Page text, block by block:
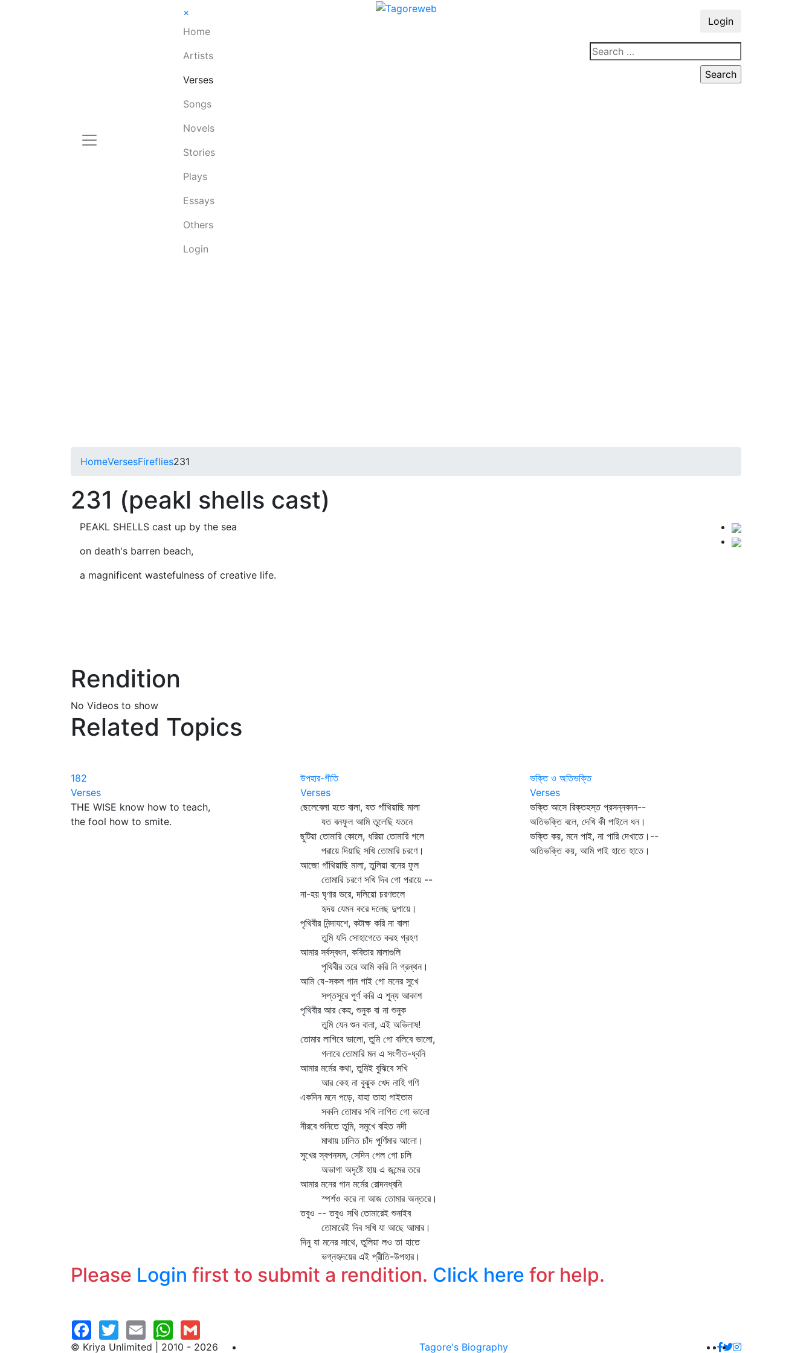
×
Home
Artists
Verses
Songs
Novels
Stories
Plays
Essays
Others
Login
Login
HomeVersesFireflies231
231 (peakl shells cast)
PEAKL SHELLS cast up by the sea
on death's barren beach,
a magnificent wastefulness of creative life.
Rendition
No Videos to show
Related Topics
182
Verses
THE WISE know how to teach,
the fool how to smite.
উপহার-গীতি
Verses
ছেলেবেলা হতে বালা, যত গাঁথিয়াছি মালা
যত বনফুল আমি তুলেছি যতনে
ছুটিয়া তোমারি কোলে, ধরিয়া তোমারি গলে
পরায়ে দিয়াছি সখি তোমারি চরণে।
আজো গাঁথিয়াছি মালা, তুলিয়া বনের ফুল
তোমারি চরণে সখি দিব গো পরায়ে --
না-হয় ঘৃণার ভরে, দলিয়ো চরণতলে
হৃদয় যেমন করে দলেছ দুপায়ে।
পৃথিবীর নিন্দাযশে, কটাক্ষ করি না বালা
তুমি যদি সোহাগেতে করহ গ্রহণ
আমার সর্বস্বধন, কবিতার মালাগুলি
পৃথিবীর তরে আমি করি নি গ্রন্থন।
আমি যে-সকল গান গাই গো মনের সুখে
সপ্তসুরে পূর্ণ করি এ শূন্য আকাশ
পৃথিবীর আর কেহ, শুনুক বা না শুনুক
তুমি যেন শুন বালা, এই অভিলাষ!
তোমার লাগিবে ভালো, তুমি গো বলিবে ভালো,
গলাবে তোমারি মন এ সংগীত-ধ্বনি
আমার মর্মের কথা, তুমিই বুঝিবে সখি
আর কেহ না বুঝুক খেদ নাহি গণি
একদিন মনে পড়ে, যাহা তাহা গাইতাম
সকলি তোমার সখি লাগিত গো ভালো
নীরবে শুনিতে তুমি, সমুখে বহিত নদী
মাথায় ঢালিত চাঁদ পূর্ণিমার আলো।
সুখের স্বপনসম, সেদিন গেল গো চলি
অভাগা অদৃষ্টে হায় এ জন্মের তরে
আমার মনের গান মর্মের রোদনধ্বনি
স্পর্শও করে না আজ তোমার অন্তরে।
তবুও -- তবুও সখি তোমারেই শুনাইব
তোমারেই দিব সখি যা আছে আমার।
দিনু যা মনের সাথে, তুলিয়া লও তা হাতে
ভগ্নহৃদয়ের এই প্রীতি-উপহার।
ভক্তি ও অতিভক্তি
Verses
ভক্তি আসে রিক্তহস্ত প্রসন্নবদন--
অতিভক্তি বলে, দেখি কী পাইলে ধন।
ভক্তি কয়, মনে পাই, না পারি দেখাতে।--
অতিভক্তি কয়, আমি পাই হাতে হাতে।
Please Login first to submit a rendition. Click here for help.
© Kriya Unlimited | 2010 - 2026 Tagore's Biography